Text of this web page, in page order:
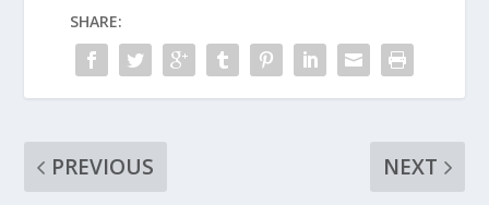
SHARE:
PREVIOUS
NEXT